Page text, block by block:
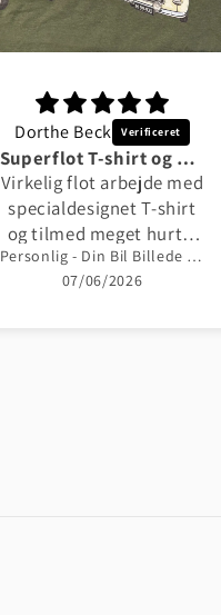
Dorthe Beck
Superflot T-shirt og hurtig levering
Virkelig flot arbejde med
specialdesignet T-shirt
og tilmed meget hurtig
med designforslag og
levering. Bedste
Personlig - Din Bil Billede + Logo Unisex T-Shirt , Bomuld
07/06/2026